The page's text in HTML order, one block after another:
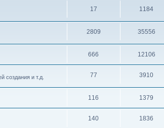
17 1184
2809 35556
666 12106
создания и т.д.
77 3910
116 1379
140 1836